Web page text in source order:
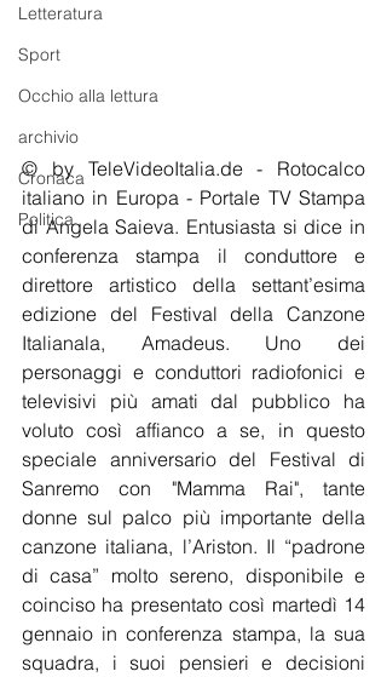
Letteratura
Sport
Occhio alla lettura
archivio
Cronaca
Politica
© by TeleVideoItalia.de - Rotocalco
italiano in Europa - Portale TV Stampa
di Angela Saieva. Entusiasta si dice in
conferenza stampa il conduttore e
direttore artistico della settant’esima
edizione del Festival della Canzone
Italianala, Amadeus. Uno dei
personaggi e conduttori radiofonici e
televisivi più amati dal pubblico ha
voluto così affianco a se, in questo
speciale anniversario del Festival di
Sanremo con "Mamma Rai", tante
donne sul palco più importante della
canzone italiana, l’Ariston. Il “padrone
di casa” molto sereno, disponibile e
coinciso ha presentato così martedì 14
gennaio in conferenza stampa, la sua
squadra, i suoi pensieri e decisioni